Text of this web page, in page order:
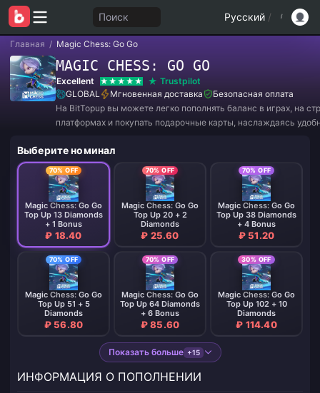
Поиск Русский /
Главная / Magic Chess: Go Go
MAGIC CHESS: GO GO
Excellent
Trustpilot
GLOBAL
Мгновенная доставка
Безопасная оплата
На BitTopup вы можете легко пополнять баланс в играх, на
платформах и покупать подарочные карты, наслаждаясь
Выберите номинал
70% OFF
Magic Chess: Go Go
Top Up 13 Diamonds
+ 1 Bonus
₽ 18.40
70% OFF
Magic Chess: Go Go
Top Up 20 + 2
Diamonds
₽ 25.60
70% OFF
Magic Chess: Go Go
Top Up 38 Diamonds
+ 4 Bonus
₽ 51.20
70% OFF
Magic Chess: Go Go
Top Up 51 + 5
Diamonds
₽ 56.80
70% OFF
Magic Chess: Go Go
Top Up 64 Diamonds
+ 6 Bonus
₽ 85.60
30% OFF
Magic Chess: Go Go
Top Up 102 + 10
Diamonds
₽ 114.40
Показать больше +15
ИНФОРМАЦИЯ О ПОПОЛНЕНИИ